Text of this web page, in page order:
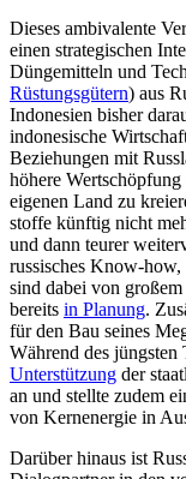
Dieses ambivalente
einen strate­gischen
Düngemitteln und
Rüstungsgütern) aus
Indonesien bisher
indonesische
Beziehungen mit
höhere
eigenen Land zu
stoffe künftig nicht
und dann teurer
russisches Know-how,
sind dabei von
bereits in Planung.
für den Bau seines
Während des jüngsten
Unterstützung der
an und stellte zudem
von Kernenergie in
Darüber hinaus ist